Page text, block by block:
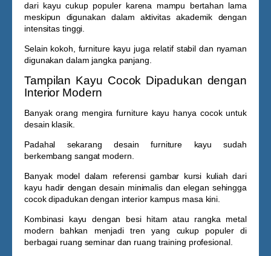
dari kayu cukup populer karena mampu bertahan lama
meskipun digunakan dalam aktivitas akademik dengan
intensitas tinggi.
Selain kokoh, furniture kayu juga relatif stabil dan nyaman
digunakan dalam jangka panjang.
Tampilan Kayu Cocok Dipadukan dengan
Interior Modern
Banyak orang mengira furniture kayu hanya cocok untuk
desain klasik.
Padahal sekarang desain furniture kayu sudah
berkembang sangat modern.
Banyak model dalam referensi gambar kursi kuliah dari
kayu hadir dengan desain minimalis dan elegan sehingga
cocok dipadukan dengan interior kampus masa kini.
Kombinasi kayu dengan besi hitam atau rangka metal
modern bahkan menjadi tren yang cukup populer di
berbagai ruang seminar dan ruang training profesional.